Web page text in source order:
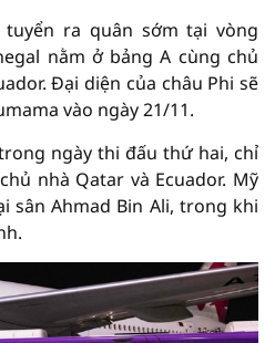
ra quân sớm tại vòng
nằm ở bảng A cùng chủ
Đại diện của châu Phi sẽ
vào ngày 21/11.
ngày thi đấu thứ hai, chỉ
nhà Qatar và Ecuador. Mỹ
sân Ahmad Bin Ali, trong khi